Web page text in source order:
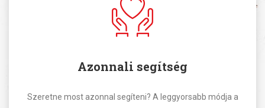
Azonnali segítség
Szeretne most azonnal segíteni? A leggyorsabb módja a